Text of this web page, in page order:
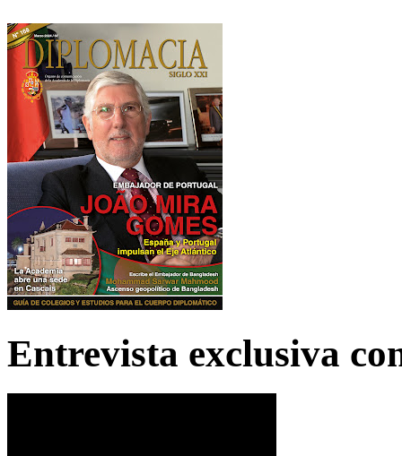
Entrevista exclusiva